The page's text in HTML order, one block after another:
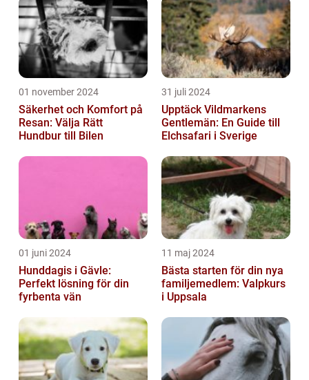
01 november 2024
Säkerhet och Komfort på
Resan: Välja Rätt
Hundbur till Bilen
31 juli 2024
Upptäck Vildmarkens
Gentlemän: En Guide till
Elchsafari i Sverige
01 juni 2024
Hunddagis i Gävle:
Perfekt lösning för din
fyrbenta vän
11 maj 2024
Bästa starten för din nya
familjemedlem: Valpkurs
i Uppsala